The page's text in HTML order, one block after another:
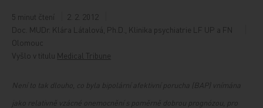
5 minut čtení
2. 2. 2012
Doc. MUDr. Klára Látalová, Ph.D., Klinika psychiatrie LF UP a FN
Olomouc
Vyšlo v titulu Medical Tribune
Není to tak dlouho, co byla bipolární afektivní porucha (BAP) vnímána
jako relativně vzácné onemocnění s poměrně dobrou prognózou, pro